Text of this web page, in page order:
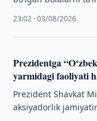
23:02 · 03/08/2026
Prezidentga
yarmidagi faoliyati
Prezident Shavkat
aksiyadorlik